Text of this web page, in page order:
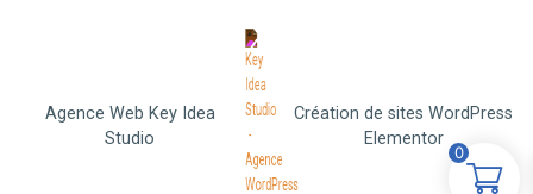
Agence Web Key Idea
Studio
Création de sites WordPress
Elementor
0